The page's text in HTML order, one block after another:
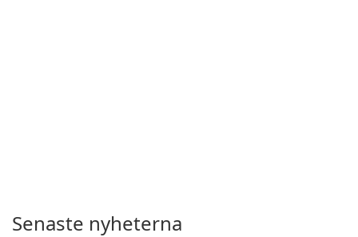
Senaste nyheterna